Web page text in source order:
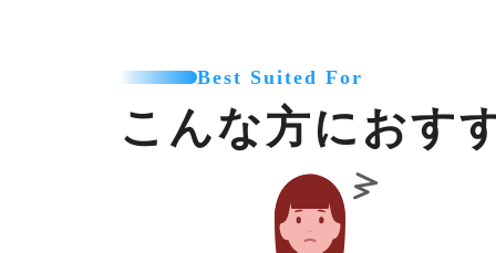
Best Suited For
こんな方におす